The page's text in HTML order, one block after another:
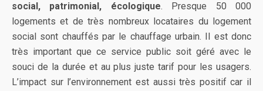
social, patrimonial, écologique. Presque 50 000
logements et de très nombreux locataires du logement
social sont chauffés par le chauffage urbain. Il est donc
très important que ce service public soit géré avec le
souci de la durée et au plus juste tarif pour les usagers.
L’impact sur l’environnement est aussi très positif car il